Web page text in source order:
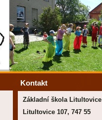
Kontakt
Základní škola Litultovice
Litultovice 107, 747 55